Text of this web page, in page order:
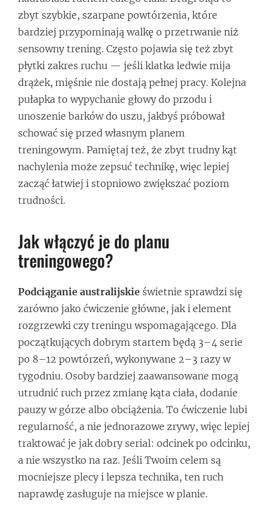
zbyt szybkie, szarpane powtórzenia, które
bardziej przypominają walkę o przetrwanie niż
sensowny trening. Często pojawia się też zbyt
płytki zakres ruchu — jeśli klatka ledwie mija
drążek, mięśnie nie dostają pełnej pracy. Kolejna
pułapka to wypychanie głowy do przodu i
unoszenie barków do uszu, jakbyś próbował
schować się przed własnym planem
treningowym. Pamiętaj też, że zbyt trudny kąt
nachylenia może zepsuć technikę, więc lepiej
zacząć łatwiej i stopniowo zwiększać poziom
trudności.
Jak włączyć je do planu
treningowego?
Podciąganie australijskie świetnie sprawdzi się
zarówno jako ćwiczenie główne, jak i element
rozgrzewki czy treningu wspomagającego. Dla
początkujących dobrym startem będą 3–4 serie
po 8–12 powtórzeń, wykonywane 2–3 razy w
tygodniu. Osoby bardziej zaawansowane mogą
utrudnić ruch przez zmianę kąta ciała, dodanie
pauzy w górze albo obciążenia. To ćwiczenie lubi
regularność, a nie jednorazowe zrywy, więc lepiej
traktować je jak dobry serial: odcinek po odcinku,
a nie wszystko na raz. Jeśli Twoim celem są
mocniejsze plecy i lepsza technika, ten ruch
naprawdę zasługuje na miejsce w planie.